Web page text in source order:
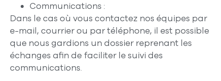
Communications :
Dans le cas où vous contactez nos équipes par
e-mail, courrier ou par téléphone, il est possible
que nous gardions un dossier reprenant les
échanges afin de faciliter le suivi des
communications.